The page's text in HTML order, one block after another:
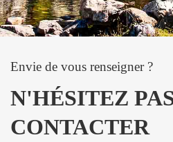
Envie de vous renseigner ?
N'HÉSITEZ
CONTACTER